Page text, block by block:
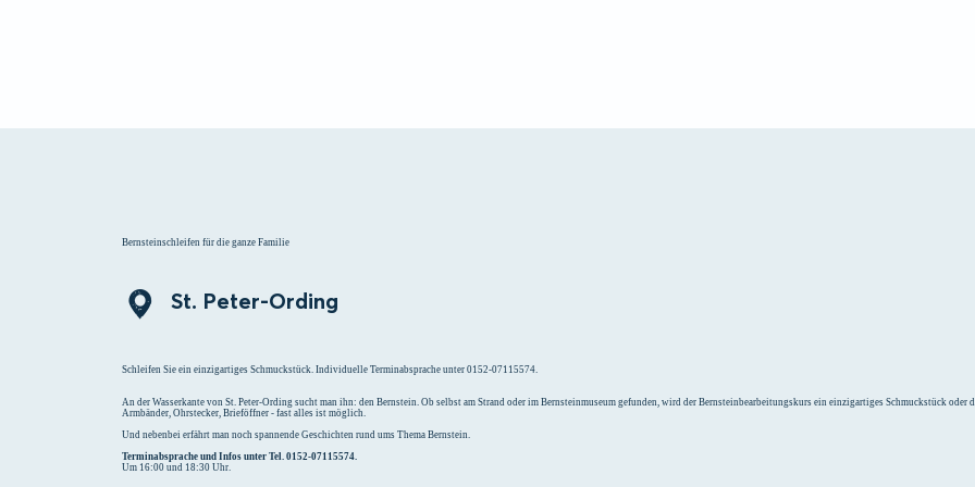
Bernsteinschleifen für die ganze Familie
St. Peter-Ording
Schleifen Sie ein einzigartiges Schmuckstück. Individuelle Terminabsprache unter 0152-07115574.
An der Wasserkante von St. Peter-Ording sucht man ihn: den Bernstein. Ob selbst am Strand oder im Bernsteinmuseum gefunden, wird der Bernsteinbearbeitungskurs ein einzigartiges Schmuckstück oder
Armbänder, Ohrstecker, Brieföffner - fast alles ist möglich.
Und nebenbei erfährt man noch spannende Geschichten rund ums Thema Bernstein.
Terminabsprache und Infos unter Tel. 0152-07115574.
Um 16:00 und 18:30 Uhr.